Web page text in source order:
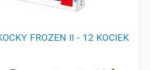
FROZEN II - 12 KOCIEK